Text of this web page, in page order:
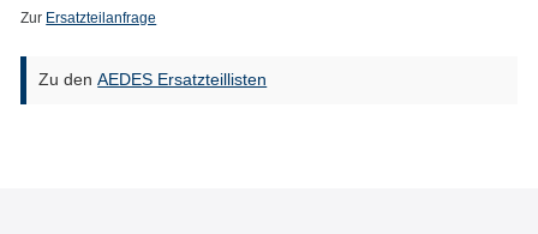
Zur Ersatzteilanfrage
Zu denAEDES Ersatzteillisten